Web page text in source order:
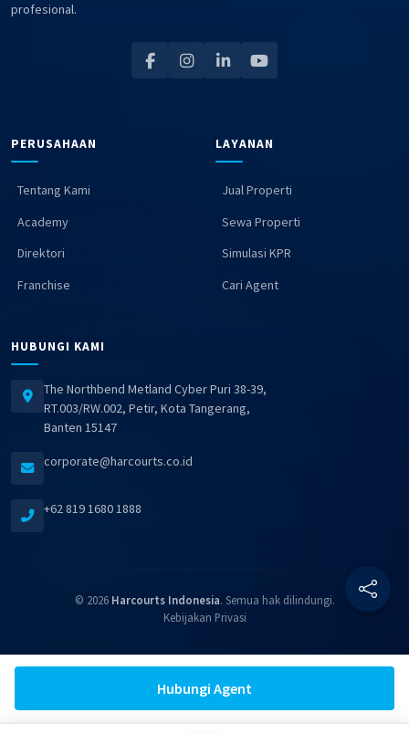
Hubungi Agent
profesional.
PERUSAHAAN
Tentang Kami
Academy
Direktori
Franchise
LAYANAN
Jual Properti
Sewa Properti
Simulasi KPR
Cari Agent
HUBUNGI KAMI
The Northbend Metland Cyber Puri 38-39,
RT.003/RW.002, Petir, Kota Tangerang,
Banten 15147
corporate@harcourts.co.id
+62 819 1680 1888
© 2026 Harcourts Indonesia. Semua hak dilindungi.
Kebijakan Privasi